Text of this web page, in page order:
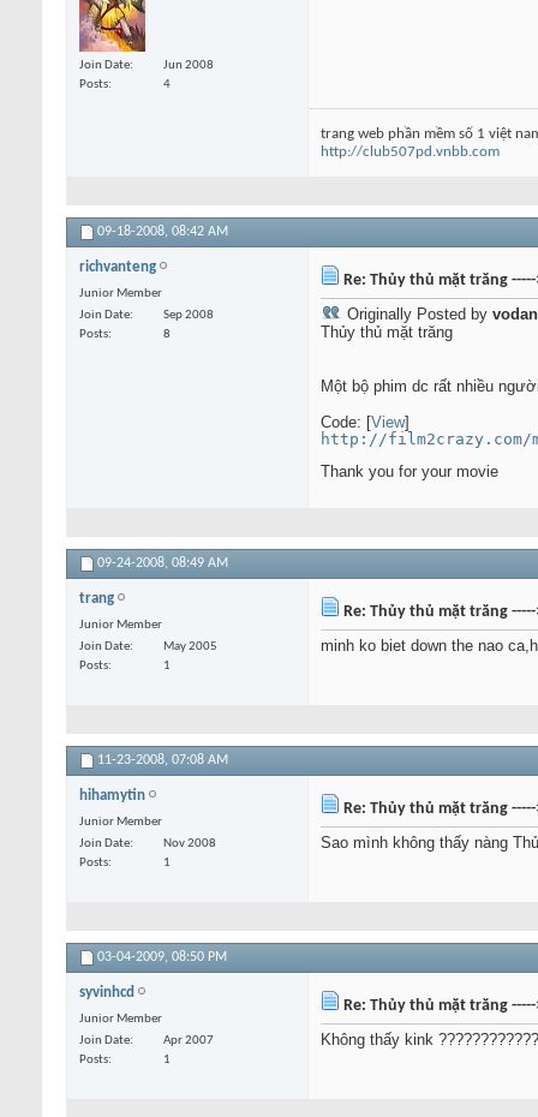
Join Date
Jun 2008
Posts
4
trang web phần mềm số 1 việt
http://club507pd.vnbb.com
09-18-2008, 08:42 AM
richvanteng
Junior Member
Join Date
Sep 2008
Posts
8
Re: Thủy thủ mặt trăng
Originally Posted by
Thủy thủ mặt trăng
Một bộ phim dc rất nhiều
Code: [View]
http://film2crazy.com/
Thank you for your movie
09-24-2008, 08:49 AM
trang
Junior Member
Join Date
May 2005
Posts
1
Re: Thủy thủ mặt trăng
minh ko biet down the nao
11-23-2008, 07:08 AM
hihamytin
Junior Member
Join Date
Nov 2008
Posts
1
Re: Thủy thủ mặt trăng
Sao mình không thấy nàng
03-04-2009, 08:50 PM
syvinhcd
Junior Member
Join Date
Apr 2007
Posts
1
Re: Thủy thủ mặt trăng
Không thấy kink